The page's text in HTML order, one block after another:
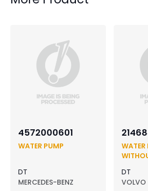
4572000601
WATER PUMP
DT
MERCEDES-BENZ
WATER
DT
VOLVO